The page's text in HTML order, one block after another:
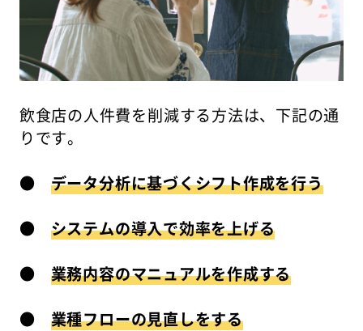
飲食店の人件費を削減する方法は、下記の通
りです。
● データ分析に基づくシフト作成を行う
● システムの導入で効率を上げる
● 業務内容のマニュアルを作成する
● 業種フローの見直しをする